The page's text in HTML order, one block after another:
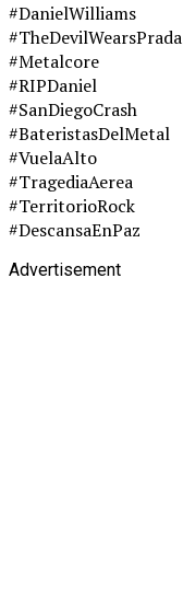
#DanielWilliams
#TheDevilWearsPrada
#Metalcore
#RIPDaniel
#SanDiegoCrash
#BateristasDelMetal
#VuelaAlto
#TragediaAerea
#TerritorioRock
#DescansaEnPaz
Advertisement